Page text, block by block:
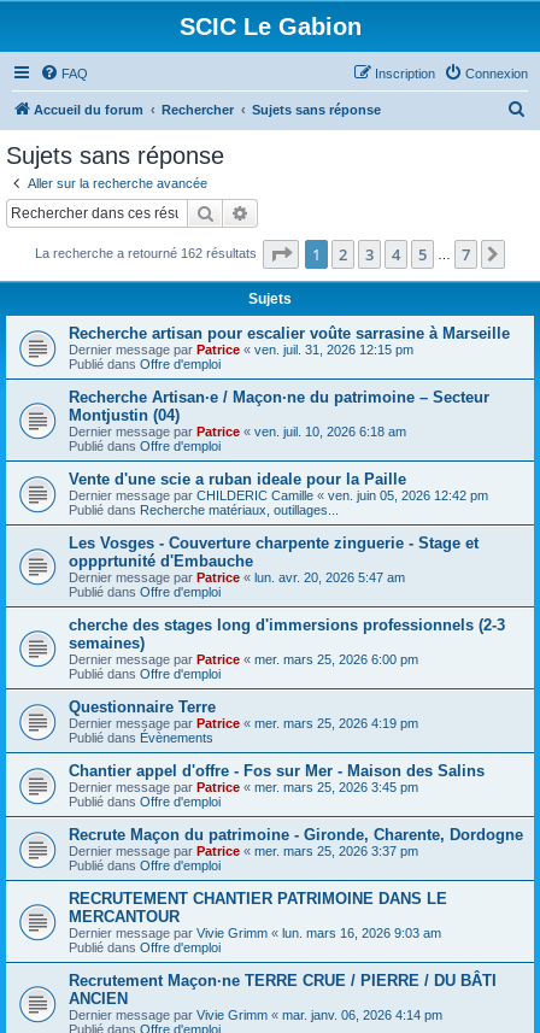
SCIC Le Gabion
FAQ Connexion
Inscription
Accueil du forum Rechercher Sujets sans réponse
c
Sujets sans réponse
Aller sur la recherche avancée
Rechercher
La recherche a retourné 162 résultats Page 1sur7
1 2 3 4 5 7
Sujets
Recherche artisan pour escalier voûte sarrasine à Marseille
Dernier message par Patrice « ven. juil. 31, 2026 12:15 pm
Publié dans Offre d'emploi
Recherche Artisan·e / Maçon·ne du patrimoine – Secteur
Montjustin (04)
Dernier message par Patrice « ven. juil. 10, 2026 6:18 am
Publié dans Offre d'emploi
Vente d'une scie a ruban ideale pour la Paille
Dernier message par CHILDERIC Camille « ven. juin 05, 2026 12:42 pm
Publié dans Recherche matériaux, outillages...
Les Vosges - Couverture charpente zinguerie - Stage et
oppprtunité d'Embauche
Dernier message par Patrice « lun. avr. 20, 2026 5:47 am
Publié dans Offre d'emploi
cherche des stages long d'immersions professionnels (2-3
semaines)
Dernier message par Patrice « mer. mars 25, 2026 6:00 pm
Publié dans Offre d'emploi
Questionnaire Terre
Dernier message par Patrice « mer. mars 25, 2026 4:19 pm
Publié dans Évènements
Chantier appel d'offre - Fos sur Mer - Maison des Salins
Dernier message par Patrice « mer. mars 25, 2026 3:45 pm
Publié dans Offre d'emploi
Recrute Maçon du patrimoine - Gironde, Charente, Dordogne
Dernier message par Patrice « mer. mars 25, 2026 3:37 pm
Publié dans Offre d'emploi
RECRUTEMENT CHANTIER PATRIMOINE DANS LE
MERCANTOUR
Dernier message par Vivie Grimm « lun. mars 16, 2026 9:03 am
Publié dans Offre d'emploi
Recrutement Maçon·ne TERRE CRUE / PIERRE / DU BÂTI
ANCIEN
Dernier message par Vivie Grimm « mar. janv. 06, 2026 4:14 pm
Publié dans Offre d'emploi